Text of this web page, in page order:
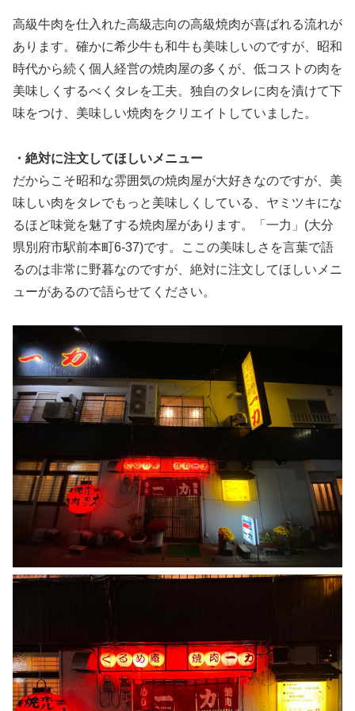
高級牛肉を仕入れた高級志向の高級焼肉が喜ばれる流れが
あります。確かに希少牛も和牛も美味しいのですが、昭和
時代から続く個人経営の焼肉屋の多くが、低コストの肉を
美味しくするべくタレを工夫。独自のタレに肉を漬けて下
味をつけ、美味しい焼肉をクリエイトしていました。
・絶対に注文してほしいメニュー
だからこそ昭和な雰囲気の焼肉屋が大好きなのですが、美
味しい肉をタレでもっと美味しくしている、ヤミツキにな
るほど味覚を魅了する焼肉屋があります。「一力」(大分
県別府市駅前本町6-37)です。ここの美味しさを言葉で語
るのは非常に野暮なのですが、絶対に注文してほしいメニ
ューがあるので語らせてください。